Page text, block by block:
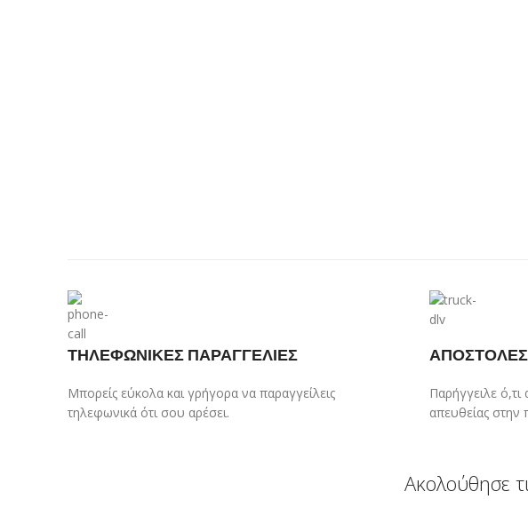
ΤΗΛΕΦΩΝΙΚΕΣ ΠΑΡΑΓΓΕΛΙΕΣ
Μπορείς εύκολα και γρήγορα να παραγγείλεις
τηλεφωνικά ότι σου αρέσει.
Παρήγγειλε
απευθείας στην
Ακολούθησε